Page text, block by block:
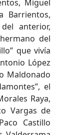
Miguel
Barrientos,
anterior,
del
que vivía
López
Maldonado
el
Raya,
Vargas de
Castillo